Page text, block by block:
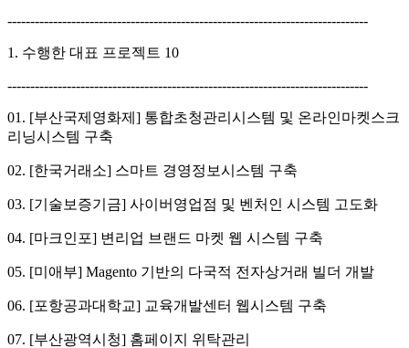
-------------------------------------------------------------------------------
1. 수행한 대표 프로젝트 10
-------------------------------------------------------------------------------
01. [부산국제영화제] 통합초청관리시스템 및 온라인마켓스크
리닝시스템 구축
02. [한국거래소] 스마트 경영정보시스템 구축
03. [기술보증기금] 사이버영업점 및 벤처인 시스템 고도화
04. [마크인포] 변리업 브랜드 마켓 웹 시스템 구축
05. [미애부] Magento 기반의 다국적 전자상거래 빌더 개발
06. [포항공과대학교] 교육개발센터 웹시스템 구축
07. [부산광역시청] 홈페이지 위탁관리